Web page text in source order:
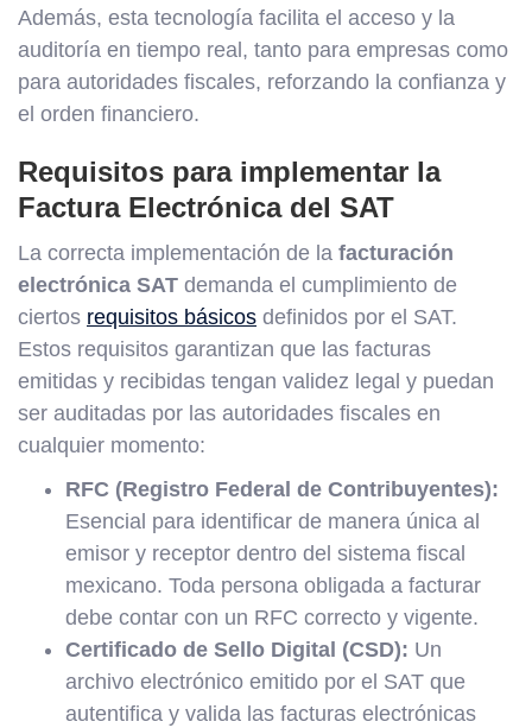
Además, esta tecnología facilita el acceso y la
auditoría en tiempo real, tanto para empresas como
para autoridades fiscales, reforzando la confianza y
el orden financiero.
Requisitos para implementar la
Factura Electrónica del SAT
La correcta implementación de la facturación
electrónica SAT demanda el cumplimiento de
ciertos requisitos básicos definidos por el SAT.
Estos requisitos garantizan que las facturas
emitidas y recibidas tengan validez legal y puedan
ser auditadas por las autoridades fiscales en
cualquier momento:
RFC (Registro Federal de Contribuyentes):
Esencial para identificar de manera única al
emisor y receptor dentro del sistema fiscal
mexicano. Toda persona obligada a facturar
debe contar con un RFC correcto y vigente.
Certificado de Sello Digital (CSD): Un
archivo electrónico emitido por el SAT que
autentifica y valida las facturas electrónicas